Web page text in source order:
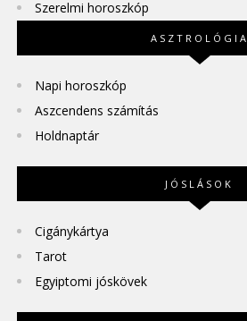
Szerelmi horoszkóp
ASZTROLÓGIA
Napi horoszkóp
Aszcendens számítás
Holdnaptár
JÓSLÁSOK
Cigánykártya
Tarot
Egyiptomi jóskövek